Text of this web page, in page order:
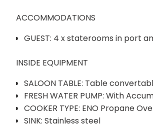
ACCOMMODATIONS
GUEST: 4 x staterooms in port
INSIDE EQUIPMENT
SALOON TABLE: Table
FRESH WATER PUMP: With
COOKER TYPE: ENO Propane
SINK: Stainless steel